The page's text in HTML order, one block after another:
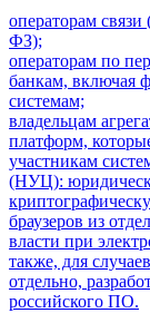
операторам
ФЗ);
операторам по
банкам, включая
системам;
владельцам
платформ,
участникам
(НУЦ):
браузеров из
власти при
также, для
отдельно,
российского ПО.